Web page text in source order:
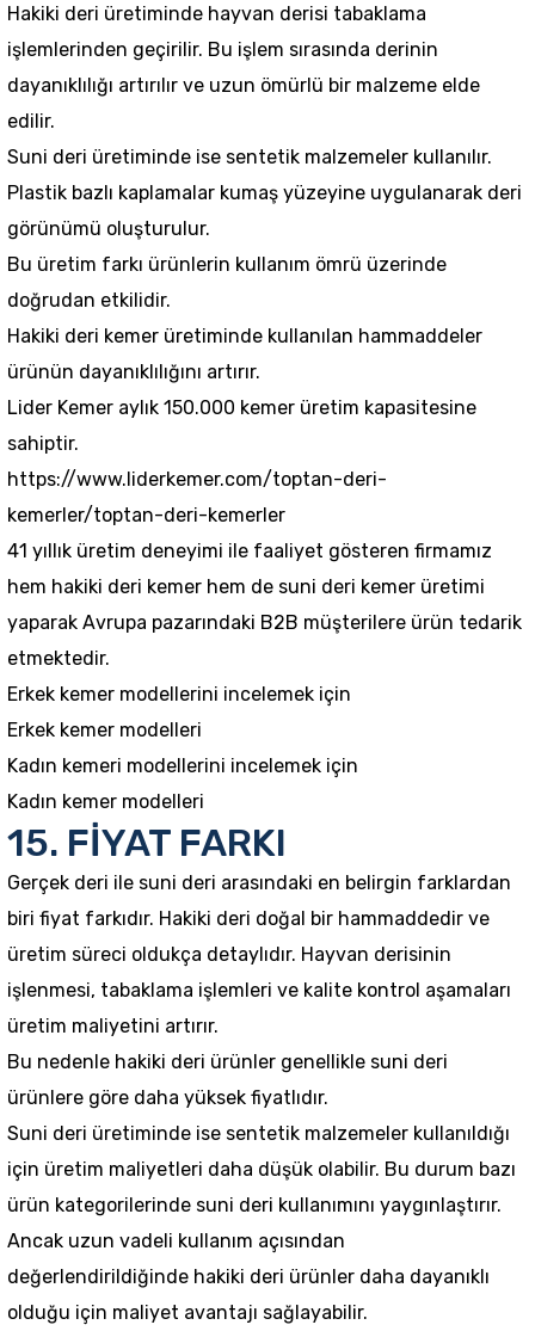
Hakiki deri üretiminde hayvan derisi tabaklama
işlemlerinden geçirilir. Bu işlem sırasında derinin
dayanıklılığı artırılır ve uzun ömürlü bir malzeme elde
edilir.
Suni deri üretiminde ise sentetik malzemeler kullanılır.
Plastik bazlı kaplamalar kumaş yüzeyine uygulanarak deri
görünümü oluşturulur.
Bu üretim farkı ürünlerin kullanım ömrü üzerinde
doğrudan etkilidir.
Hakiki deri kemer üretiminde kullanılan hammaddeler
ürünün dayanıklılığını artırır.
Lider Kemer aylık 150.000 kemer üretim kapasitesine
sahiptir.
https://www.liderkemer.com/toptan-deri-
kemerler/toptan-deri-kemerler
41 yıllık üretim deneyimi ile faaliyet gösteren firmamız
hem hakiki deri kemer hem de suni deri kemer üretimi
yaparak Avrupa pazarındaki B2B müşterilere ürün tedarik
etmektedir.
Erkek kemer modellerini incelemek için
Erkek kemer modelleri
Kadın kemeri modellerini incelemek için
Kadın kemer modelleri
15. FİYAT FARKI
Gerçek deri ile suni deri arasındaki en belirgin farklardan
biri fiyat farkıdır. Hakiki deri doğal bir hammaddedir ve
üretim süreci oldukça detaylıdır. Hayvan derisinin
işlenmesi, tabaklama işlemleri ve kalite kontrol aşamaları
üretim maliyetini artırır.
Bu nedenle hakiki deri ürünler genellikle suni deri
ürünlere göre daha yüksek fiyatlıdır.
Suni deri üretiminde ise sentetik malzemeler kullanıldığı
için üretim maliyetleri daha düşük olabilir. Bu durum bazı
ürün kategorilerinde suni deri kullanımını yaygınlaştırır.
Ancak uzun vadeli kullanım açısından
değerlendirildiğinde hakiki deri ürünler daha dayanıklı
olduğu için maliyet avantajı sağlayabilir.